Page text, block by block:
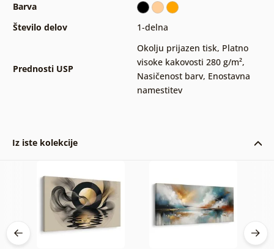
Barva
Število delov
1-delna
Prednosti USP
Okolju prijazen tisk, Platno
visoke kakovosti 280 g/m²,
Nasičenost barv, Enostavna
namestitev
Iz iste kolekcije